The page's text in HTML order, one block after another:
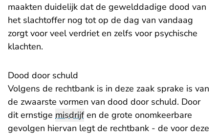
maakten duidelijk dat de gewelddadige dood van
het slachtoffer nog tot op de dag van vandaag
zorgt voor veel verdriet en zelfs voor psychische
klachten.
Dood door schuld
Volgens de rechtbank is in deze zaak sprake is van
de zwaarste vormen van dood door schuld. Door
dit ernstige misdrijfen de grote onomkeerbare
gevolgen hiervan legt de rechtbank - de voor deze